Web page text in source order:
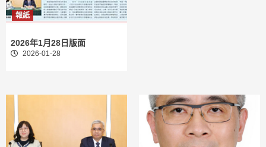
報紙
2026年1月28日版面
2026-01-28